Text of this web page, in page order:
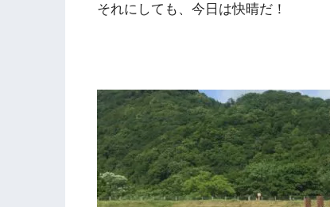
それにしても、今日は快晴だ！